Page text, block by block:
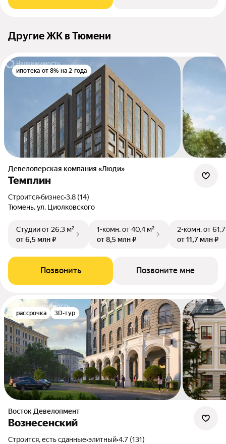
Другие ЖК в Тюмени
ипотека от 8% на 2 года
Девелоперская компания «Люди»
Темплин
Строится•бизнес•3.8 (14)
Тюмень, ул. Циолковского
Студииот 26,3 м²
от 6,5 млн ₽
1-комн.от 40,4 м²
от 8,5 млн ₽
2-комн.от
от 11,7 млн ₽
Позвонить Позвоните мне
рассрочка 3D-тур
Восток Девелопмент
Вознесенский
Строится, есть сданные•элитный•4.7 (131)